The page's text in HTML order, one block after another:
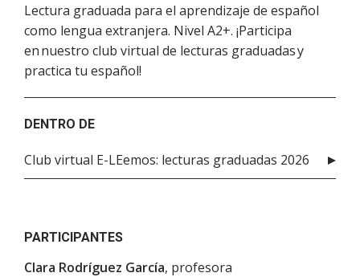
Lectura graduada para el aprendizaje de español
como lengua extranjera. Nivel A2+. ¡Participa
en nuestro club virtual de lecturas graduadas y
practica tu español!
DENTRO DE
Club virtual E-LEemos: lecturas graduadas 2026
PARTICIPANTES
Clara Rodríguez García, profesora